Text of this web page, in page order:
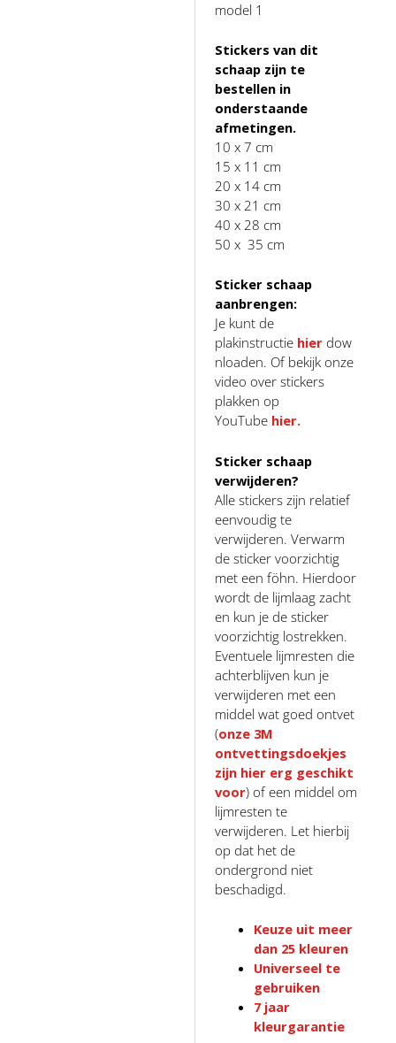
model 1
Stickers van dit
schaap zijn te
bestellen in
onderstaande
afmetingen.
10 x 7 cm
15 x 11 cm
20 x 14 cm
30 x 21 cm
40 x 28 cm
50 x 35 cm
Sticker schaap
aanbrengen:
Je kunt de
plakinstructie hierdow
nloaden. Of bekijk onze
video over stickers
plakken op
YouTube hier.
Sticker schaap
verwijderen?
Alle stickers zijn relatief
eenvoudig te
verwijderen. Verwarm
de sticker voorzichtig
met een föhn. Hierdoor
wordt de lijmlaag zacht
en kun je de sticker
voorzichtig lostrekken.
Eventuele lijmresten die
achterblijven kun je
verwijderen met een
middel wat goed ontvet
(onze 3M
ontvettingsdoekjes
zijn hier erg geschikt
voor) of een middel om
lijmresten te
verwijderen. Let hierbij
op dat het de
ondergrond niet
beschadigd.
Keuze uit meer
dan 25 kleuren
Universeel te
gebruiken
7 jaar
kleurgarantie